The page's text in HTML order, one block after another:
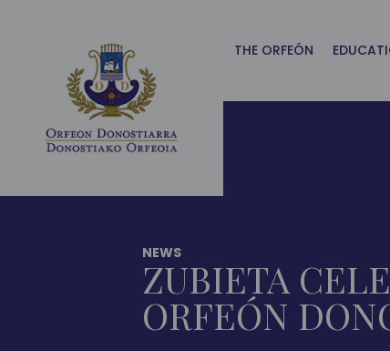
ES
THE ORFEÓN
NEWS
ZUBIETA
ORFEÓN